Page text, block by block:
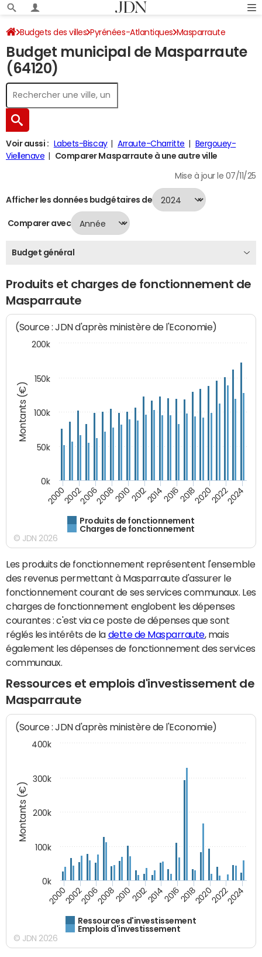
Budgets des villes Pyrénées-Atlantiques Masparraute
Budget 2024
Budget municipal de Masparraute
(64120)
Voir aussi : Labets-Biscay Arraute-Charritte
Bergouey-
Viellenave
Comparer Masparraute à une autre ville
Mise à jour le 07/11/25
Afficher les données budgétaires de
Comparer avec
Budget général
Produits et charges de fonctionnement de
Masparraute
Montants (€)
(Source : JDN d'après ministère de l'Economie)
Produits de fonctionnement
Charges de fonctionnement
200020022006200820102012201420162018202020222024
0k
50k
100k
150k
200k
© JDN 2026
Les produits de fonctionnement représentent l'ensemble
des revenus permettant à Masparraute d'assurer le
fonctionnement courant de ses services communaux. Les
charges de fonctionnement englobent les dépenses
courantes : c'est via ce poste de dépenses que sont
réglés les intérêts de la dette de Masparraute, mais
également les dépenses de fonctionnement des services
communaux.
Ressources et emplois d'investissement de
Masparraute
Montants (€)
(Source : JDN d'après ministère de l'Economie)
Ressources d'investissement
Emplois d'investissement
200020022006200820102012201420162018202020222024
0k
100k
200k
300k
400k
© JDN 2026